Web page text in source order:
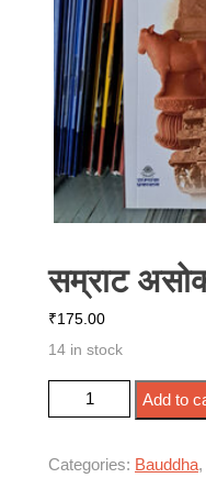
सम्राट
₹175.00
14 in stock
सम्राट असोक का सही
Add to
Categories: Bauddha,